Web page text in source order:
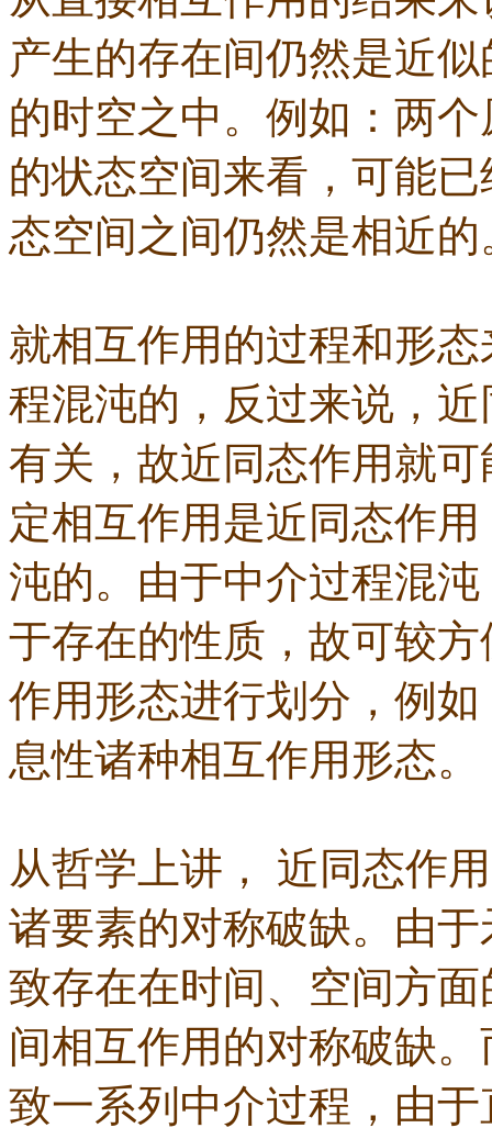
产生的存在间仍然是近
的时空之中。例如：两
的状态空间来看，可能
态空间之间仍然是相近的
就相互作用的过程和形
程混沌的，反过来说，
有关，故近同态作用就
定相互作用是近同态作
沌的。由于中介过程混
于存在的性质，故可较
作用形态进行划分，例
息性诸种相互作用形态。
从哲学上讲， 近同态作
诸要素的对称破缺。由
致存在在时间、空间方
间相互作用的对称破缺
致一系列中介过程，由